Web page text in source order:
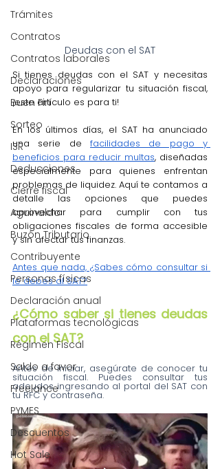
Trámites
Contratos
Contratos laborales
Declaraciones
Buen Fin
Sorteo
ISR
Deducciones
Cierre fiscal
Aguinaldo
Buzón Tributario
Contribuyente
Personas físicas
Declaración anual
Plataformas tecnológicas
Régimen Fiscal
Saldo a favor
Freelance
PYMES
Descuentos
Hot Sale
Deudas con el SAT
Si tienes deudas con el SAT y necesitas
apoyo para regularizar tu situación fiscal,
¡este artículo es para ti!
En los últimos días, el SAT ha anunciado
una serie de facilidades de pago y
beneficios para reducir multas, diseñadas
especialmente para quienes enfrentan
problemas de liquidez. Aquí te contamos a
detalle las opciones que puedes
aprovechar para cumplir con tus
obligaciones fiscales de forma accesible
y sin afectar tus finanzas.
Antes que nada, ¿Sabes cómo consultar si
le debes al SAT?
¿Cómo saber si tienes deudas
con el SAT?
Antes de iniciar, asegúrate de conocer tu
situación fiscal. Puedes consultar tus
adeudos ingresando al portal del SAT con
tu RFC y contraseña.